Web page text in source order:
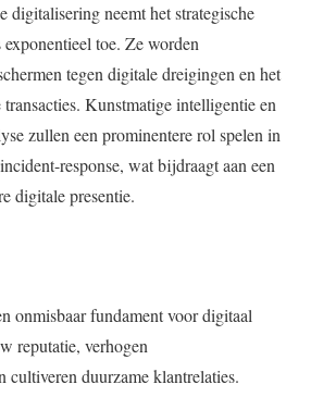
digitalisering neemt het strategische
toe. Ze worden
tegen digitale dreigingen en het
Kunstmatige intelligentie en
zullen een prominentere rol spelen in
response, wat bijdraagt aan een
digitale presentie.
onmisbaar fundament voor digitaal
reputatie, verhogen
cultiveren duurzame klantrelaties.